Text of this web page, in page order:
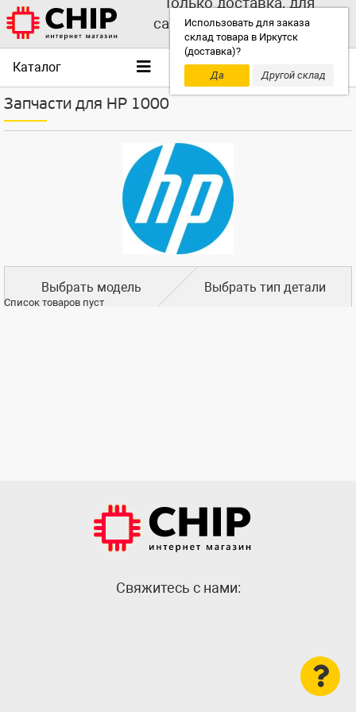
Использовать для заказа
склад товара в Иркутск
(доставка)?
Да
Другой склад
самовывоза выбирайте
другой склад!
Каталог
Запчасти для HP 1000
Выбрать модель Выбрать тип детали
Список товаров пуст
Cвяжитесь с нами: